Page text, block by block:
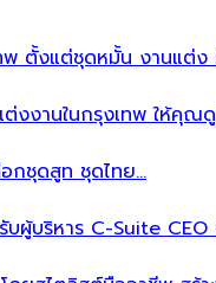
พ ตั้งแต่ชุดหมั้น งานแต่
งงานในกรุงเทพ ให้คุณดู
อกชุดสูท ชุดไทย…
บผู้บริหาร C-Suite